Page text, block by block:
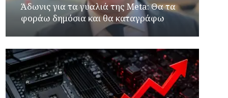
Άδωνις για τα γυαλιά της Meta: Θα τα
φοράω δημόσια και θα καταγράφω